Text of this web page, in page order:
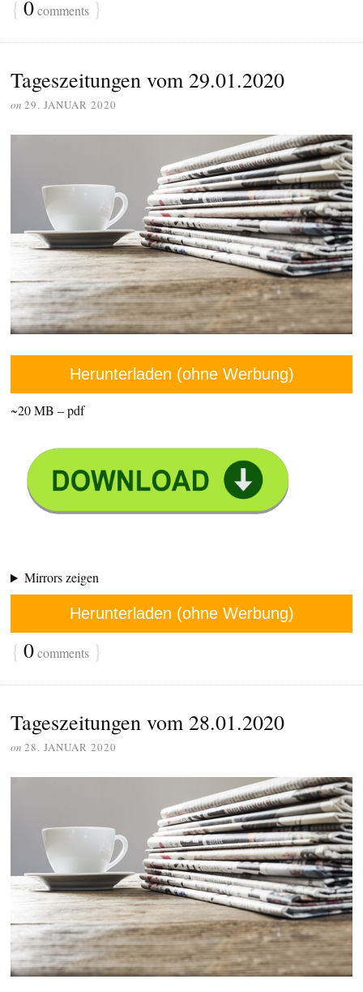
{ 0comments }
Tageszeitungen vom 29.01.2020
on 29. JANUAR 2020
Herunterladen (ohne Werbung)
~20 MB – pdf
Mirrors zeigen
Herunterladen (ohne Werbung)
{ 0comments }
Tageszeitungen vom 28.01.2020
on 28. JANUAR 2020